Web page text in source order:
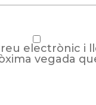
electrònic i
vegada